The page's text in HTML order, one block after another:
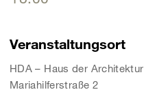
Veranstaltungsort
HDA – Haus der Architektur
Mariahilferstraße 2